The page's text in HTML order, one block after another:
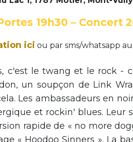
19h30 – Concert
ici ou par sms/whatsapp
c'est le twang et le rock -
un soupçon de Link
Les ambassadeurs en
et rockin' blues. Leur
rapide de « no more
« Hoodoo Sinners ». La